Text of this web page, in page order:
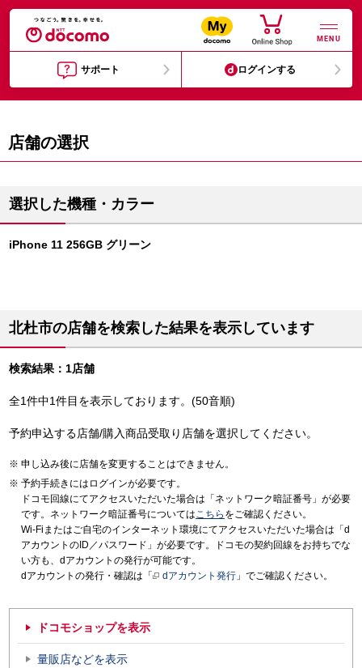
MENU
サポート ログインする
店舗の選択
選択した機種・カラー
iPhone 11 256GB グリーン
北杜市の店舗を検索した結果を表示しています
検索結果：1店舗
全1件中1件目を表示しております。(50音順)
予約申込する店舗/購入商品受取り店舗を選択してください。
申し込み後に店舗を変更することはできません。
予約手続きにはログインが必要です。
ドコモ回線にてアクセスいただいた場合は「ネットワーク暗証番号」が必要
です。ネットワーク暗証番号についてはこちら をご確認ください。
Wi-Fiまたはご自宅のインターネット環境にてアクセスいただいた場合は「d
アカウントのID／パスワード」が必要です。ドコモの契約回線をお持ちでな
い方も、dアカウントの発行が可能です。
dアカウントの発行・確認は「
dアカウント発行 」でご確認ください。
ドコモショップを表示
量販店などを表示